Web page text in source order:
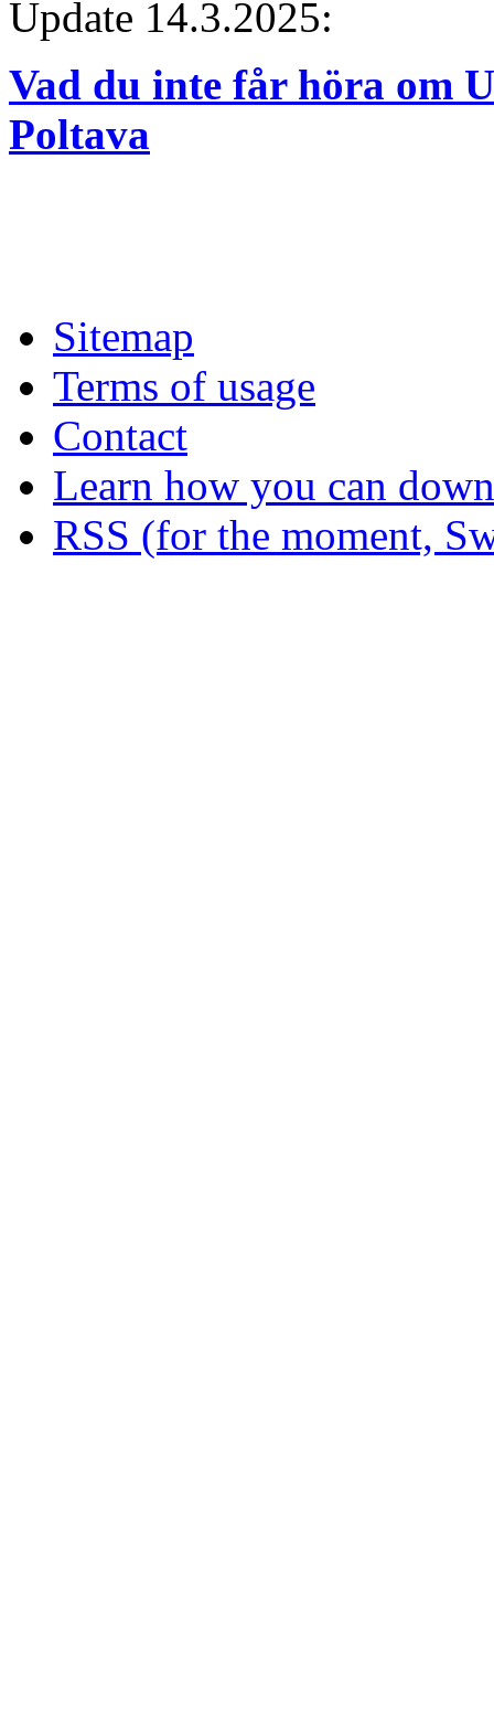
Update 14.3.2025:
Vad du inte får höra om
Poltava
Sitemap
Terms of usage
Contact
Learn how you can
RSS (for the moment,